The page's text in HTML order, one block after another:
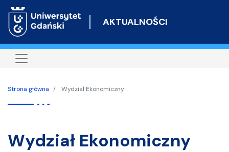
do
AKTUALNOŚCI
Strona główna Wydział Ekonomiczny
Wydział Ekonomiczny